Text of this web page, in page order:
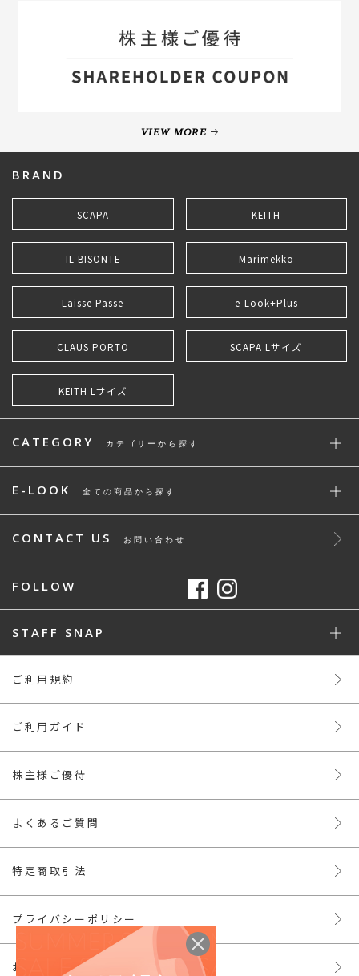
VIEW MORE
BRAND
SCAPA KEITH
IL BISONTE Marimekko
Laisse Passe e-Look+Plus
CLAUS PORTO SCAPA Lサイズ
KEITH Lサイズ
CATEGORY カテゴリーから探す
E-LOOK 全ての商品から探す
CONTACT US お問い合わせ
FOLLOW
STAFF SNAP
ご利用規約
ご利用ガイド
株主様ご優待
よくあるご質問
特定商取引法
プライバシーポリシー
お問い合わせ